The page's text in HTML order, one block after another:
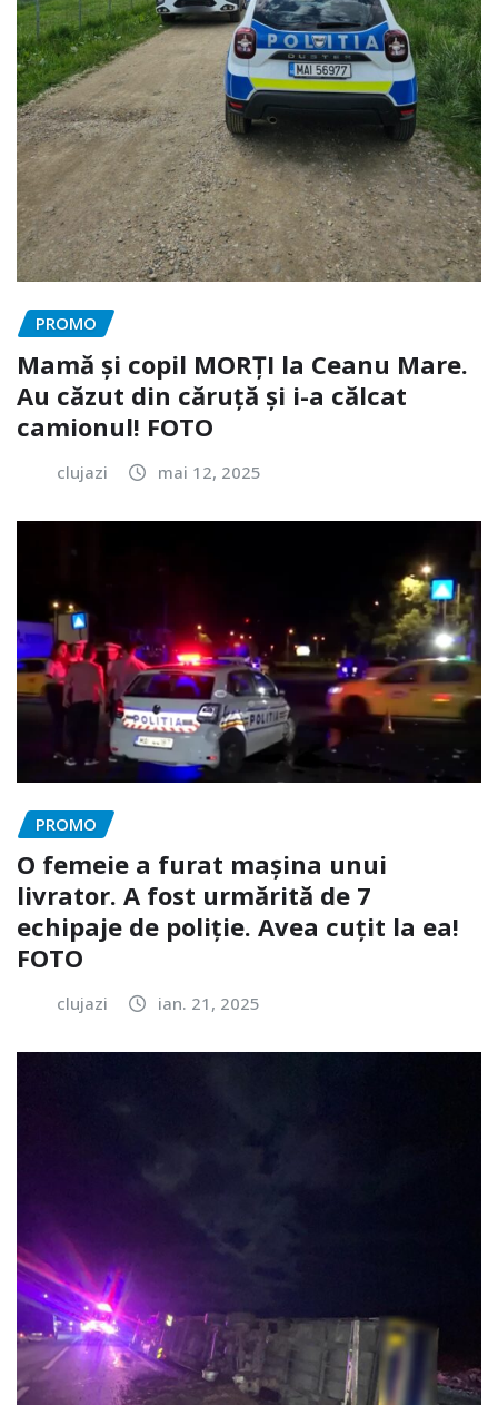
PROMO
Mamă și copil MORȚI la Ceanu Mare.
Au căzut din căruță și i-a călcat
camionul! FOTO
clujazi mai 12, 2025
PROMO
O femeie a furat mașina unui
livrator. A fost urmărită de 7
echipaje de poliție. Avea cuțit la ea!
FOTO
clujazi ian. 21, 2025